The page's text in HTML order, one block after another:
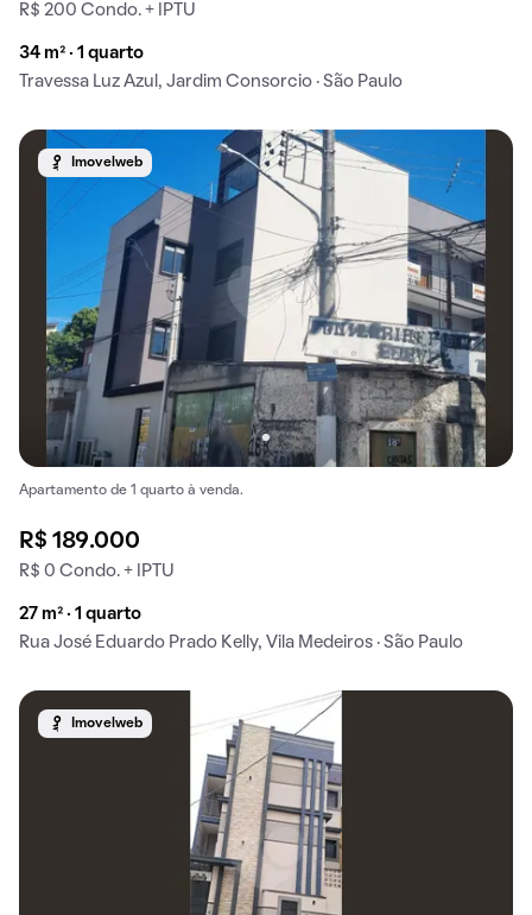
R$ 200 Condo. + IPTU
34 m² · 1 quarto
Travessa Luz Azul, Jardim Consorcio · São Paulo
Imovelweb
Apartamento de 1 quarto à venda.
R$ 189.000
R$ 0 Condo. + IPTU
27 m² · 1 quarto
Rua José Eduardo Prado Kelly, Vila Medeiros · São Paulo
Imovelweb